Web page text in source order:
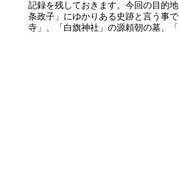
記録を残しておきます。今回の目的
条政子」にゆかりある史跡と言う事
寺」、「白旗神社」の源頼朝の墓、